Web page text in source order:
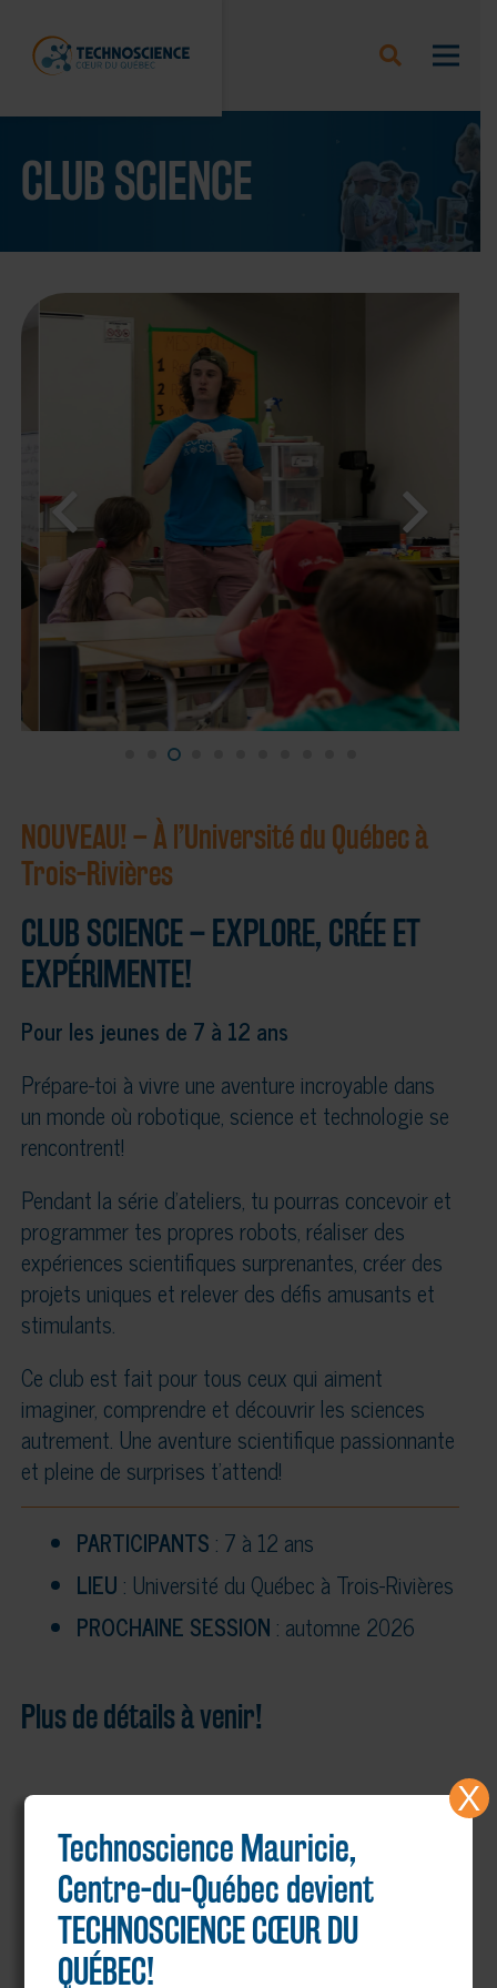
CLUB SCIENCE
NOUVEAU! – À l’Université du Québec à
Trois-Rivières
CLUB SCIENCE – EXPLORE, CRÉE ET
EXPÉRIMENTE!
Pour les jeunes de 7 à 12 ans
Prépare-toi à vivre une aventure incroyable dans
un monde où robotique, science et technologie se
rencontrent!
Pendant la série d’ateliers, tu pourras concevoir et
programmer tes propres robots, réaliser des
expériences scientifiques surprenantes, créer des
projets uniques et relever des défis amusants et
stimulants.
Ce club est fait pour tous ceux qui aiment
imaginer, comprendre et découvrir les sciences
autrement. Une aventure scientifique passionnante
et pleine de surprises t’attend!
PARTICIPANTS : 7 à 12 ans
LIEU : Université du Québec à Trois-Rivières
PROCHAINE SESSION : automne 2026
Plus de détails à venir!
POUR PLUS DE
RENSEIGNEMENTS
Technoscience Mauricie,
Centre-du-Québec devient
TECHNOSCIENCE CŒUR DU
QUÉBEC!
X